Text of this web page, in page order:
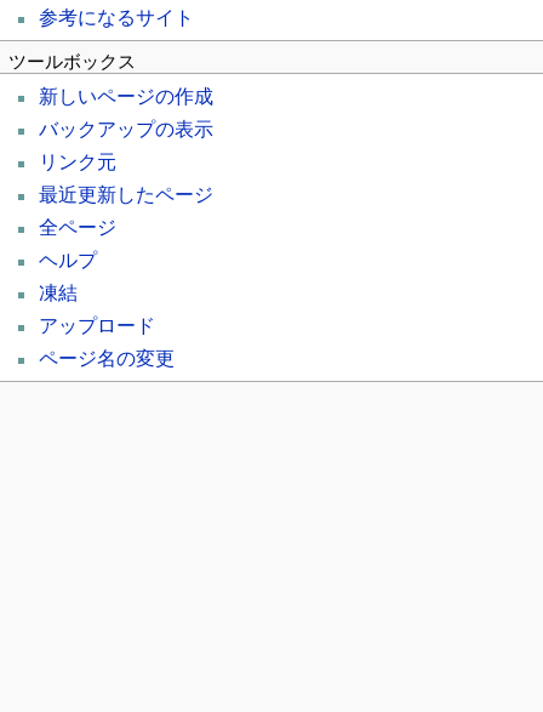
参考になるサイト
ツールボックス
新しいページの作成
バックアップの表示
リンク元
最近更新したページ
全ページ
ヘルプ
凍結
アップロード
ページ名の変更